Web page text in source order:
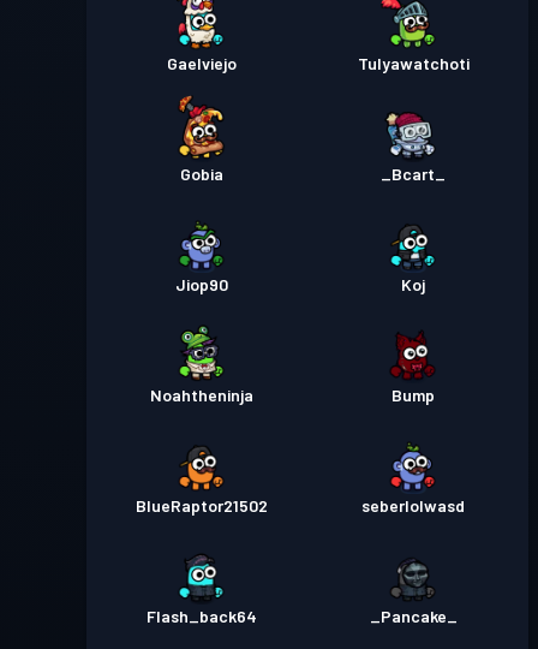
Gaelviejo Tulyawatchoti
Gobia _Bcart_
Jiop90 Koj
Noahtheninja Bump
BlueRaptor21502 seberlolwasd
Flash_back64 _Pancake_